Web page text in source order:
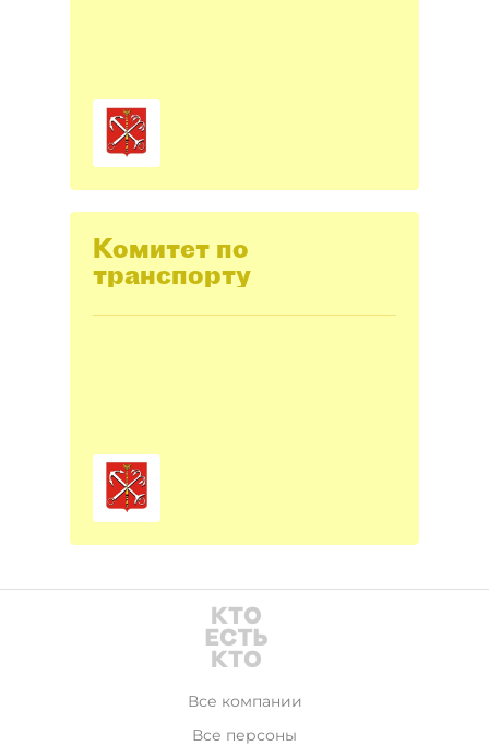
Комитет по
транспорту
Все компании
Все персоны